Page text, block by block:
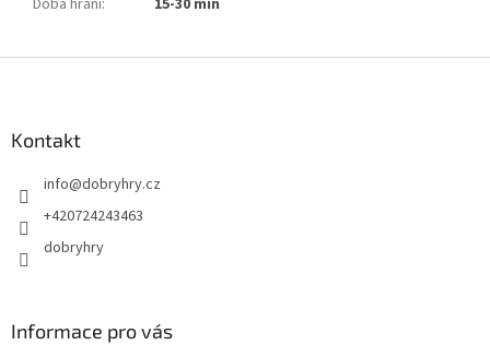
Doba hraní: 15-30 min
Kontakt
info@dobryhry.cz
+420724243463
dobryhry
Informace pro vás